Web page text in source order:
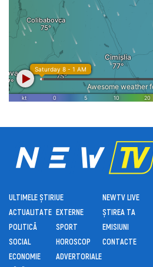
ULTIMELE ȘTIRI
ACTUALITATE
POLITICĂ
SOCIAL
ECONOMIE
UE
EXTERNE
SPORT
HOROSCOP
ADVERTORIALE
NEWTV LIVE
ȘTIREA TA
EMISIUNI
CONTACTE